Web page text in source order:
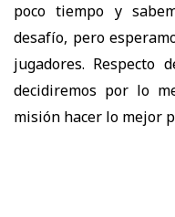
poco tiempo y
desafío, pero
jugadores. Respecto
decidiremos por lo
misión hacer lo mejor